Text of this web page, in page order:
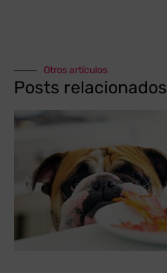
Otros artículos
Posts relacionados